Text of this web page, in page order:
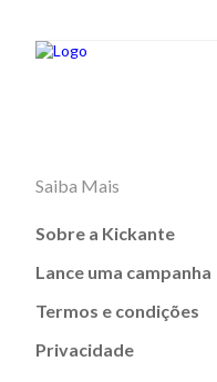
Saiba Mais
Sobre a Kickante
Lance uma campanha
Termos e condições
Privacidade